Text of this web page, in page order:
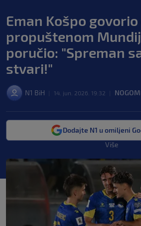
Eman Košpo govorio
propuštenom
poručio: "Spreman
stvari!"
N1 BiH 14. jun. 2026. 19:32
Dodajte N1 u omiljeni
Više